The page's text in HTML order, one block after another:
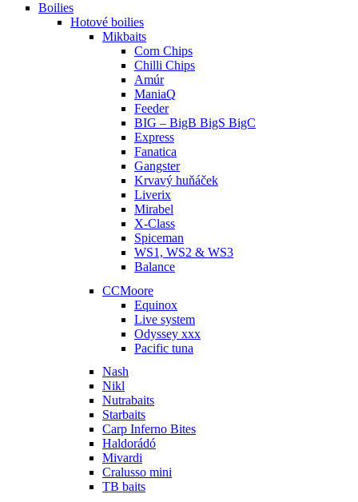
Boilies
Hotové boilies
Mikbaits
Corn Chips
Chilli Chips
Amúr
ManiaQ
Feeder
BIG – BigB BigS BigC
Express
Fanatica
Gangster
Krvavý huňáček
Liverix
Mirabel
X-Class
Spiceman
WS1, WS2 & WS3
Balance
CCMoore
Equinox
Live system
Odyssey xxx
Pacific tuna
Nash
Nikl
Nutrabaits
Starbaits
Carp Inferno Bites
Haldorádó
Mivardi
Cralusso mini
TB baits